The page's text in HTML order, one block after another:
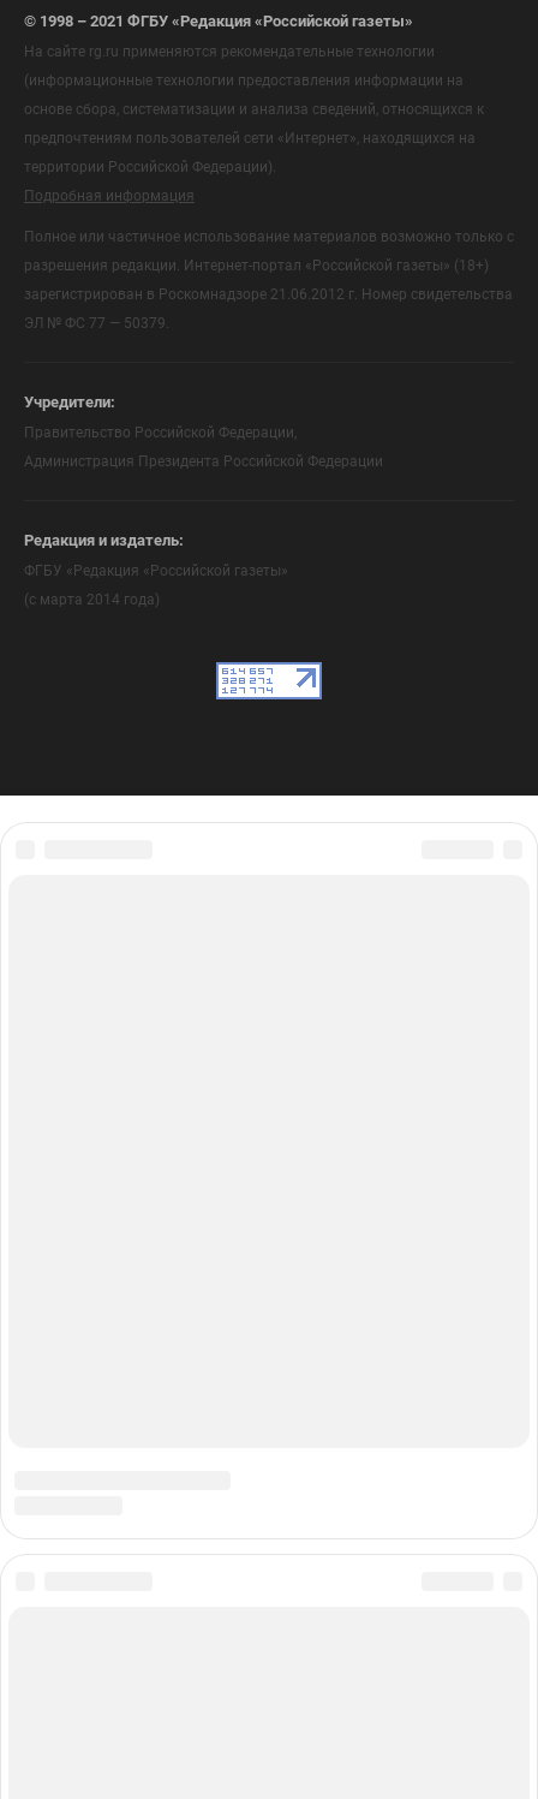
© 1998 – 2021 ФГБУ «Редакция «Российской газеты»
На сайте rg.ru применяются рекомендательные технологии
(информационные технологии предоставления информации на
основе сбора, систематизации и анализа сведений, относящихся к
предпочтениям пользователей сети «Интернет», находящихся на
территории Российской Федерации).
Подробная информация
Полное или частичное использование материалов возможно только с
разрешения редакции. Интернет-портал «Российской газеты» (18+)
зарегистрирован в Роскомнадзоре 21.06.2012 г. Номер свидетельства
ЭЛ № ФС 77 — 50379.
Учредители:
Правительство Российской Федерации,
Администрация Президента Российской Федерации
Редакция и издатель:
ФГБУ «Редакция «Российской газеты»
(с марта 2014 года)